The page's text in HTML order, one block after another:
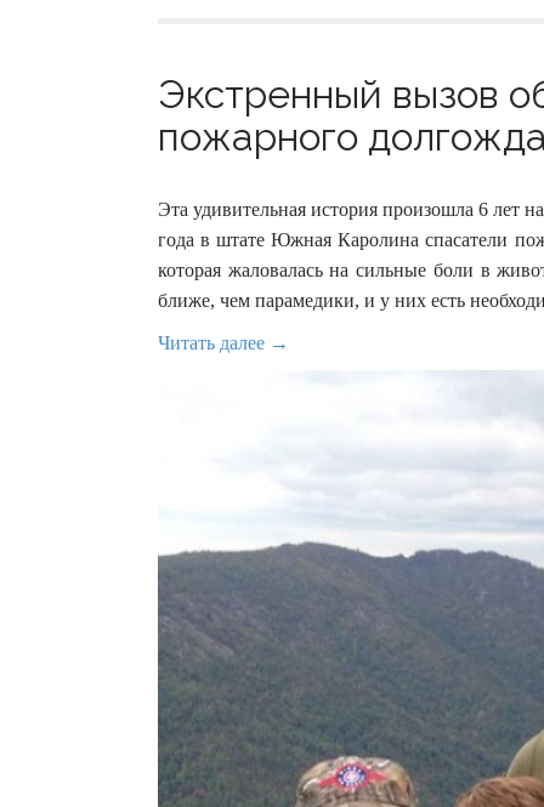
Экстренный вызов
пожарного
Эта удивительная история произошла 6 лет
года в штате Южная Каролина спасатели
которая жаловалась на сильные боли в
ближе, чем парамедики, и у них есть
Читать далее →